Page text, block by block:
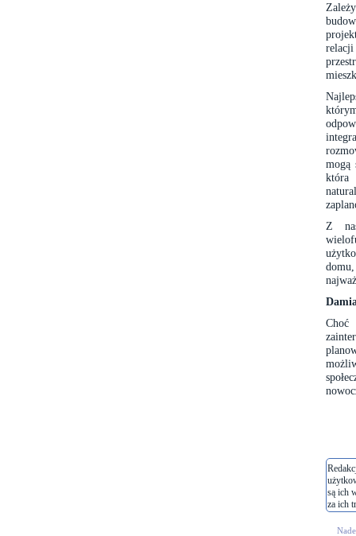
mogą
która
Z
są ich
za ich